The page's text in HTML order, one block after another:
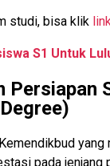
studi, bisa klik
S1 Untuk
Persiapan
yang
pada jenjang